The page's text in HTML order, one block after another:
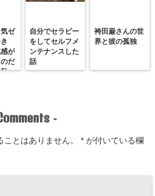
ゼ
が
だ
自分でセラピー
をしてセルフメ
ンテナンスした
話
袴田巌さんの世
界と彼の孤独
-
とはありません。 * が付いている欄